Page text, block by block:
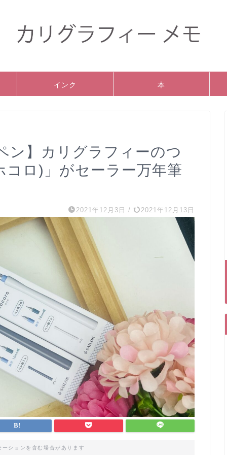
インク 本
ン】カリグラフィーのつ
ロ)」がセーラー万年筆
2021年12月3日 / 2021年12月13日
ーションを含む場合があります